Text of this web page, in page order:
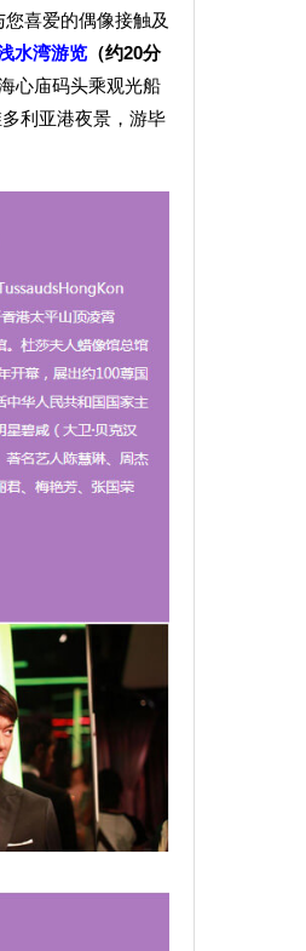
喜爱的偶像接触及
水湾游览 （约20分
心庙码头乘观光船
利亚港夜景，游毕